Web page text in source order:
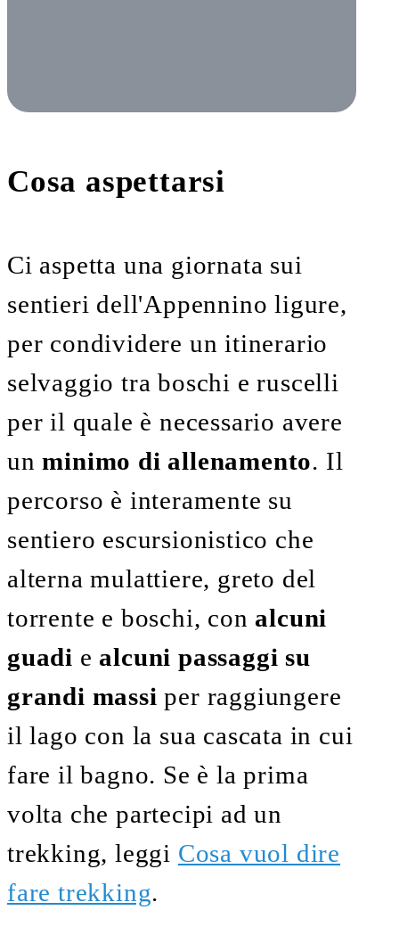
Cosa aspettarsi
Ci aspetta una giornata sui
sentieri dell'Appennino ligure,
per condividere un itinerario
selvaggio tra boschi e ruscelli
per il quale è necessario avere
unminimo di allenamento. Il
percorso è interamente su
sentiero escursionistico che
alterna mulattiere, greto del
torrente e boschi, con alcuni
guadi e alcuni passaggi su
grandi massi per raggiungere
il lago con la sua cascata in cui
fare il bagno. Se è la prima
volta che partecipi ad un
trekking, leggi Cosa vuol dire
fare trekking.